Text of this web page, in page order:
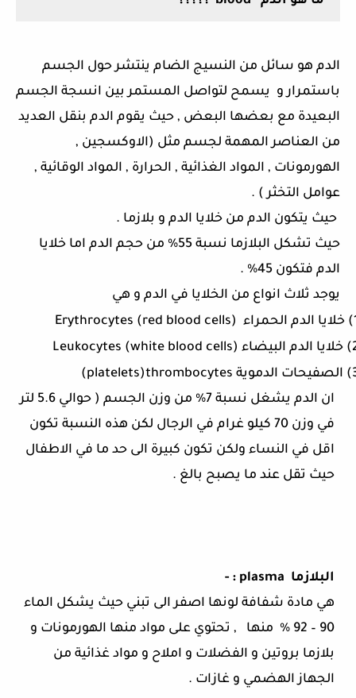
الدم هو سائل من النسيج الضام ينتشر حول الجسم
باستمرار و
يسمح لتواصل المستمر بين انسجة الجسم
البعيدة مع بعضها البعض , حيث يقوم الدم بنقل العديد
من العناصر المهمة لجسم مثل (الاوكسجين ,
الهورمونات , المواد الغذائية , الحرارة , المواد الوقائية ,
عوامل التخثر ) .
حيث يتكون الدم من خلايا الدم و بلازما .
حيث تشكل البلازما نسبة 55% من حجم الدم اما خلايا
الدم فتكون 45% .
يوجد ثلاث انواع من الخلايا في الدم و هي
خلايا الدم الحمراء Erythrocytes (red blood cells)
خلايا الدم البيضاء (Leukocytes (white blood cells
الصفيحات الدموية (platelets)thrombocytes
ان الدم يشغل نسبة 7% من وزن الجسم ( حوالي 5.6 لتر
في وزن 70 كيلو غرام في الرجال لكن هذه النسبة تكون
اقل في النساء ولكن تكون كبيرة الى حد ما في الاطفال
حيث تقل عند ما يصبح بالغ .
البلازما plasma
: -
هي مادة شفافة لونها اصفر الى تبني حيث يشكل الماء
90 – 92 %
منها
, تحتوي على مواد منها الهورمونات و
بلازما بروتين و الفضلات و املاح و مواد غذائية من
الجهاز الهضمي و غازات .